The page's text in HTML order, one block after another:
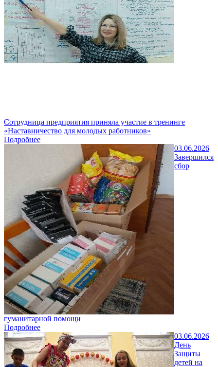
Сотрудница предприятия приняла участие в тренинге
«Наставничество для молодых работников»
Подробнее
03.06.2026
Завершился
сбор
гуманитарной помощи
Подробнее
03.06.2026
День
Защиты
детей на